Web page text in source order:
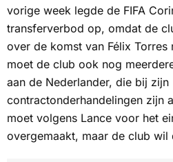
vorige week legde de FIFA
transferverbod op, omdat de
over de komst van Félix Torres
moet de club ook nog
aan de Nederlander, die bij zijn
contractonderhandelingen zijn
moet volgens Lance voor het
overgemaakt, maar de club wil